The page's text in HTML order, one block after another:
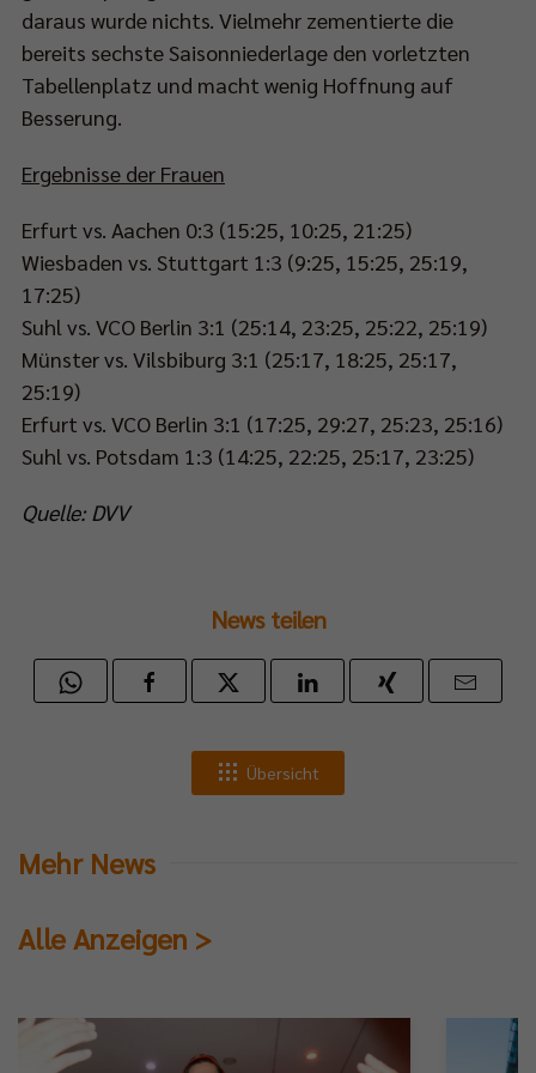
daraus wurde nichts. Vielmehr zementierte die
bereits sechste Saisonniederlage den vorletzten
Tabellenplatz und macht wenig Hoffnung auf
Besserung.
Ergebnisse der Frauen
Erfurt vs. Aachen 0:3 (15:25, 10:25, 21:25)
Wiesbaden vs. Stuttgart 1:3 (9:25, 15:25, 25:19,
17:25)
Suhl vs. VCO Berlin 3:1 (25:14, 23:25, 25:22, 25:19)
Münster vs. Vilsbiburg 3:1 (25:17, 18:25, 25:17,
25:19)
Erfurt vs. VCO Berlin 3:1 (17:25, 29:27, 25:23, 25:16)
Suhl vs. Potsdam 1:3 (14:25, 22:25, 25:17, 23:25)
Quelle: DVV
News teilen
Übersicht
Mehr News
Alle Anzeigen >